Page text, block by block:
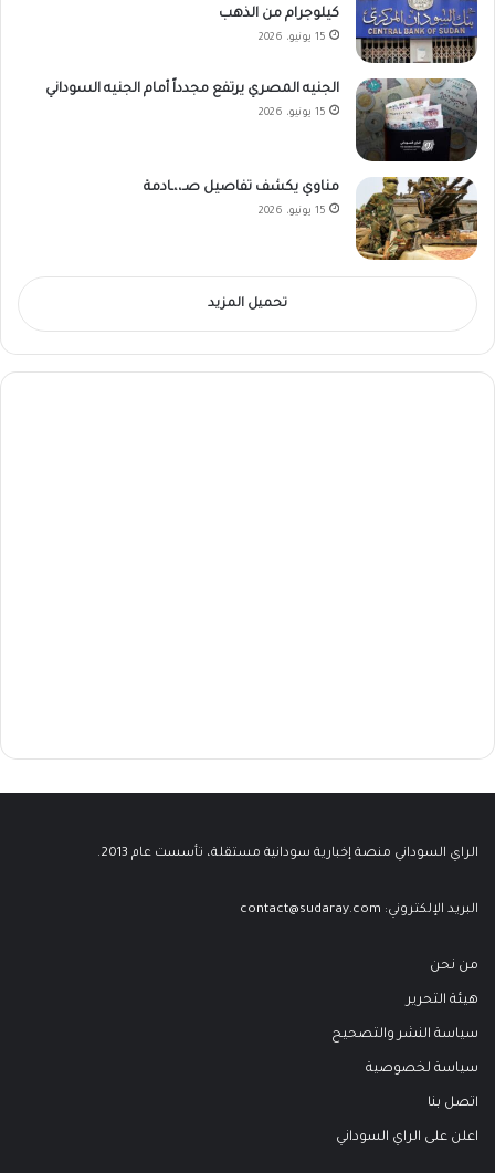
كيلوجرام من الذهب
15 يونيو، 2026
الجنيه المصري يرتفع مجدداً أمام الجنيه السوداني
15 يونيو، 2026
مناوي يكشف تفاصيل صـ،،ـادمة
15 يونيو، 2026
تحميل المزيد
الراي السوداني منصة إخبارية سودانية مستقلة، تأسست عام 2013.
البريد الإلكتروني: contact@sudaray.com
من نحن
هيئة التحرير
سياسة النشر والتصحيح
سياسة لخصوصية
اتصل بنا
اعلن على الراي السوداني